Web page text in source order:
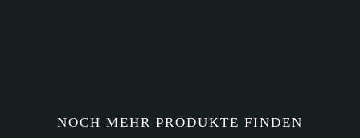
NOCH MEHR PRODUKTE FINDEN